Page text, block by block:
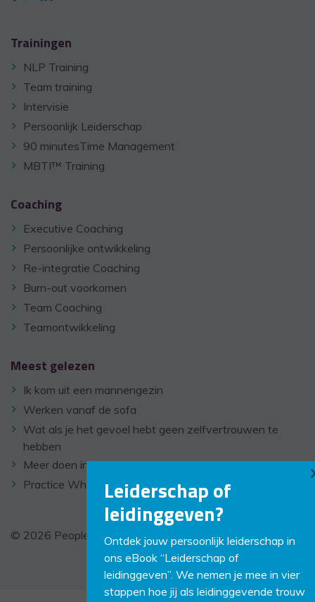
Trainingen
NLP Training
Team training
Intervisie
Persoonlijk Leiderschap
90 minutesTime Management
MBTI™ Training
Coaching
Executive Coaching
Persoonlijke ontwikkeling
Re-integratie Coaching
Burn-out voorkomen
Team Coaching
Teamontwikkeling
Meest gelezen
Ik kom uit een mannengezin
Werken vanaf de sofa
Wat als je het gevoel hebt geen zelfvertrouwen te
hebben
Meer doen in minder tijd
Practice What You Preach
© 2026 PeopleCoaching - Links
Leiderschap of
leidinggeven?
Ontdek jouw persoonlijk leiderschap in
ons eBook “Leiderschap of
leidinggeven”. We nemen je mee in vier
stappen hoe jij als leidinggevende trouw